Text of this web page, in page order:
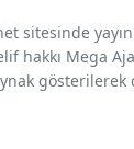
sitesinde
hakkı Mega
gösterilerek